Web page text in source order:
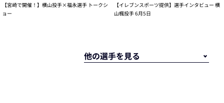
【宮崎で開催！】横山投手×福永選手 トークシ
ョー
【イレブンスポーツ提供】選手インタビュー 横
山楓投手 6月5日